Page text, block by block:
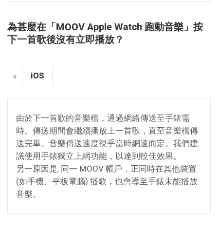
為甚麼在「MOOV Apple Watch 跑動音樂」按
下一首歌後沒有立即播放？
iOS
由於下一首歌的音樂檔，通過網絡傳送至手錶需
時。傳送期間會繼續播放上一首歌，直至音樂檔傳
送完畢。音樂傳送速度視乎當時網速而定。我們建
議使用手錶獨立上網功能，以達到較佳效果。
另一原因是, 同一 MOOV 帳戶，正同時在其他裝置
(如手機、平板電腦) 播歌，也會導至手錶未能播放
音樂。